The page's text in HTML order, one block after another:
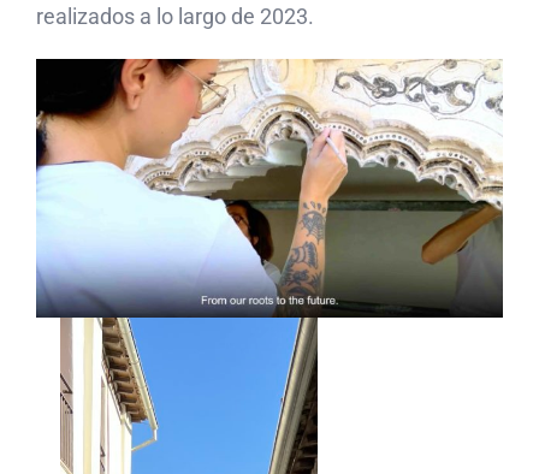
realizados a lo largo de 2023.